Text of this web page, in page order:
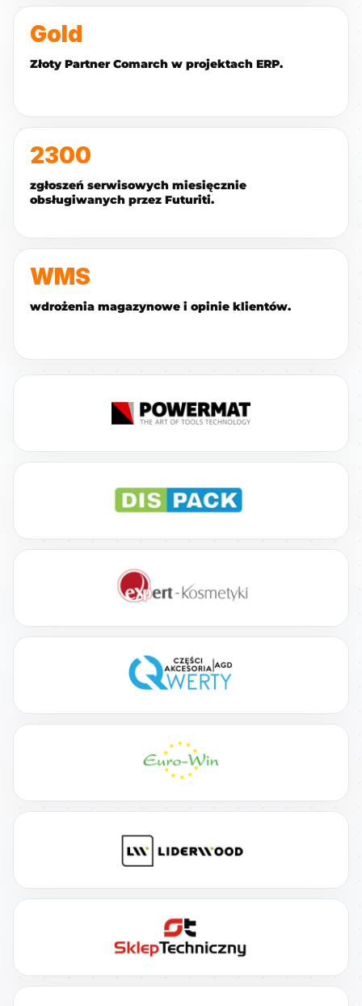
Gold
Złoty Partner Comarch w projektach ERP.
2300
zgłoszeń serwisowych miesięcznie
obsługiwanych przez Futuriti.
WMS
wdrożenia magazynowe i opinie klientów.